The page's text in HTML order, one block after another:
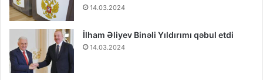
14.03.2024
İlham Əliyev Binəli Yıldırımı qəbul etdi
14.03.2024